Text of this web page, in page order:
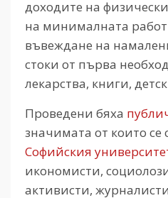
доходите на
на минималната
въвеждане на
стоки от първа
лекарства, книги,
Проведени бяха
значимата от които се
Софийския
икономисти,
активисти,